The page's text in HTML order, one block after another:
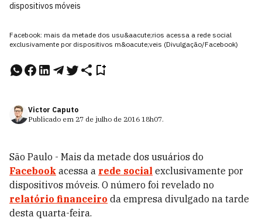
dispositivos móveis
Facebook: mais da metade dos usu&aacute;rios acessa a rede social
exclusivamente por dispositivos m&oacute;veis (Divulgação/Facebook)
Victor Caputo
Publicado em 27 de julho de 2016 18h07.
São Paulo - Mais da metade dos usuários do
Facebook acessa a rede social exclusivamente por
dispositivos móveis. O número foi revelado no
relatório financeiro da empresa divulgado na tarde
desta quarta-feira.